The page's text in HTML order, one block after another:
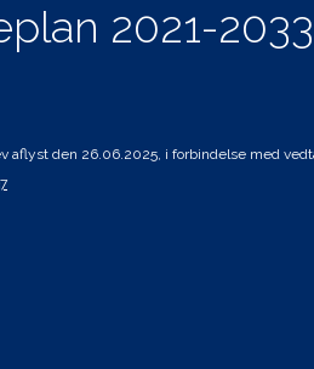
2021-
aflyst den 26.06.2025, i forbindelse med